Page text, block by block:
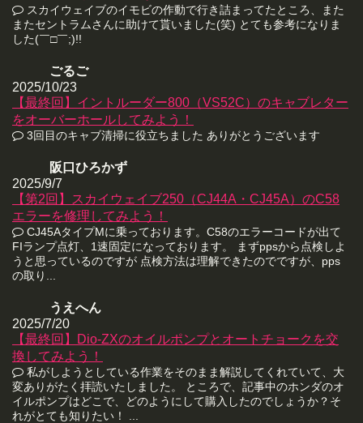
スカイウェイブのイモビの作動で行き詰まってたところ、また
またセントラムさんに助けて貰いました(笑) とても参考になりま
した(￣□￣;)!!
ごるご
2025/10/23
【最終回】イントルーダー800（VS52C）のキャブレター
をオーバーホールしてみよう！
3回目のキャブ清掃に役立ちました ありがとうございます
阪口ひろかず
2025/9/7
【第2回】スカイウェイブ250（CJ44A・CJ45A）のC58
エラーを修理してみよう！
CJ45AタイプMに乗っております。C58のエラーコードが出て
FIランプ点灯、1速固定になっております。 まずppsから点検しよ
うと思っているのですが 点検方法は理解できたのでですが、pps
の取り...
うえへん
2025/7/20
【最終回】Dio-ZXのオイルポンプとオートチョークを交
換してみよう！
私がしようとしている作業をそのまま解説してくれていて、大
変ありがたく拝読いたしました。 ところで、記事中のホンダのオ
イルポンプはどこで、どのようにして購入したのでしょうか？そ
れがとても知りたい！ ...